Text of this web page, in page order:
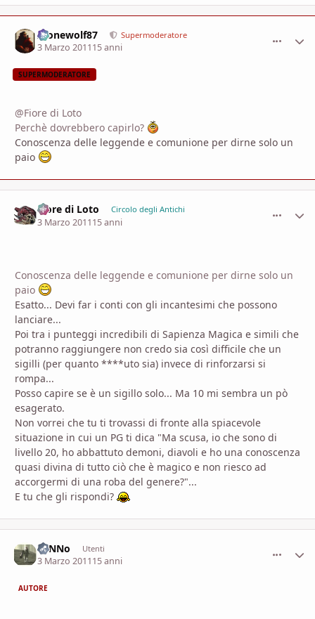
Alonewolf87 Supermoderatore
3 Marzo 201115 anni
SUPERMODERATORE
@Fiore di Loto
Perchè dovrebbero capirlo?
Conoscenza delle leggende e comunione per dirne solo un
paio
Fiore di Loto Circolo degli Antichi
3 Marzo 201115 anni
Conoscenza delle leggende e comunione per dirne solo un
paio
Esatto... Devi far i conti con gli incantesimi che possono
lanciare...
Poi tra i punteggi incredibili di Sapienza Magica e simili che
potranno raggiungere non credo sia così difficile che un
sigilli (per quanto ****uto sia) invece di rinforzarsi si
rompa...
Posso capire se è un sigillo solo... Ma 10 mi sembra un pò
esagerato.
Non vorrei che tu ti trovassi di fronte alla spiacevole
situazione in cui un PG ti dica "Ma scusa, io che sono di
livello 20, ho abbattuto demoni, diavoli e ho una conoscenza
quasi divina di tutto ciò che è magico e non riesco ad
accorgermi di una roba del genere?"...
E tu che gli rispondi?
ToNNo Utenti
3 Marzo 201115 anni
AUTORE